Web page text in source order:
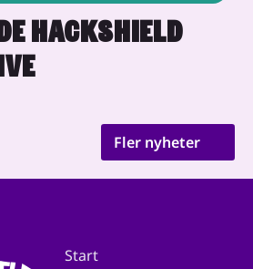
HACKSHIELD
Fler nyheter
Start